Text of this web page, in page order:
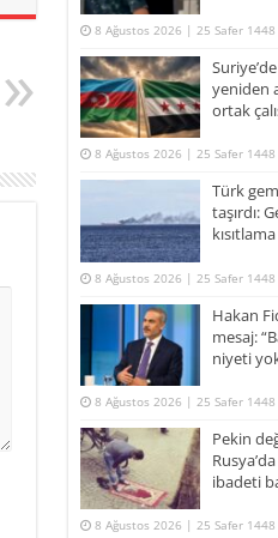
8 Ağustos 2026 | 25 Safer
yeniden
ortak
8 Ağustos 2026 | 25 Safer
Türk
taşırdı:
8 Ağustos 2026 | 25 Safer
Hakan
mesaj:
niyeti
8 Ağustos 2026 | 25 Safer
Pekin
ibadeti
8 Ağustos 2026 | 25 Safer